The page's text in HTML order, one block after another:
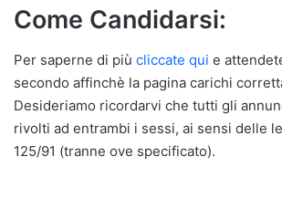
Come Candidarsi:
Per saperne di più cliccate qui e
secondo affinchè la pagina carichi
Desideriamo ricordarvi che tutti gli
rivolti ad entrambi i sessi, ai sensi delle
125/91 (tranne ove specificato).